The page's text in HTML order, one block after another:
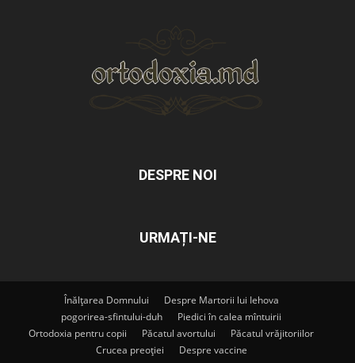
DESPRE NOI
URMAȚI-NE
Înălțarea Domnului
Despre Martorii lui Iehova
pogorirea-sfintului-duh
Piedici în calea mîntuirii
Ortodoxia pentru copii
Păcatul avortului
Păcatul vrăjitoriilor
Crucea preoției
Despre vaccine